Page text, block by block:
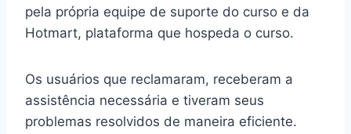
pela própria equipe de suporte do curso e da
Hotmart, plataforma que hospeda o curso.
Os usuários que reclamaram, receberam a
assistência necessária e tiveram seus
problemas resolvidos de maneira eficiente.